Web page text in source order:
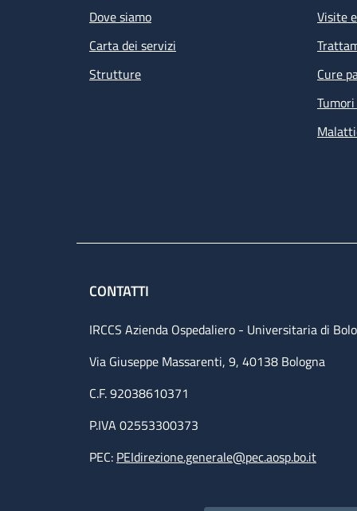
Dove siamo
Carta dei servizi
Strutture
Visite
Cure
CONTATTI
IRCCS Azienda Ospedaliero - Universitaria di
Via Giuseppe Massarenti, 9, 40138 Bologna
C.F. 92038610371
P.IVA 02553300373
PEC: PEIdirezione.generale@pec.aosp.bo.it